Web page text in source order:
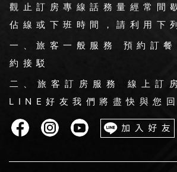
觀止訂房專線話務量經常間
佔線或下班時間，請利用下
一、旅客一般服務 預約訂
約接駁
二、旅客訂房服務 線上訂
LINE好友我們將盡快與您回